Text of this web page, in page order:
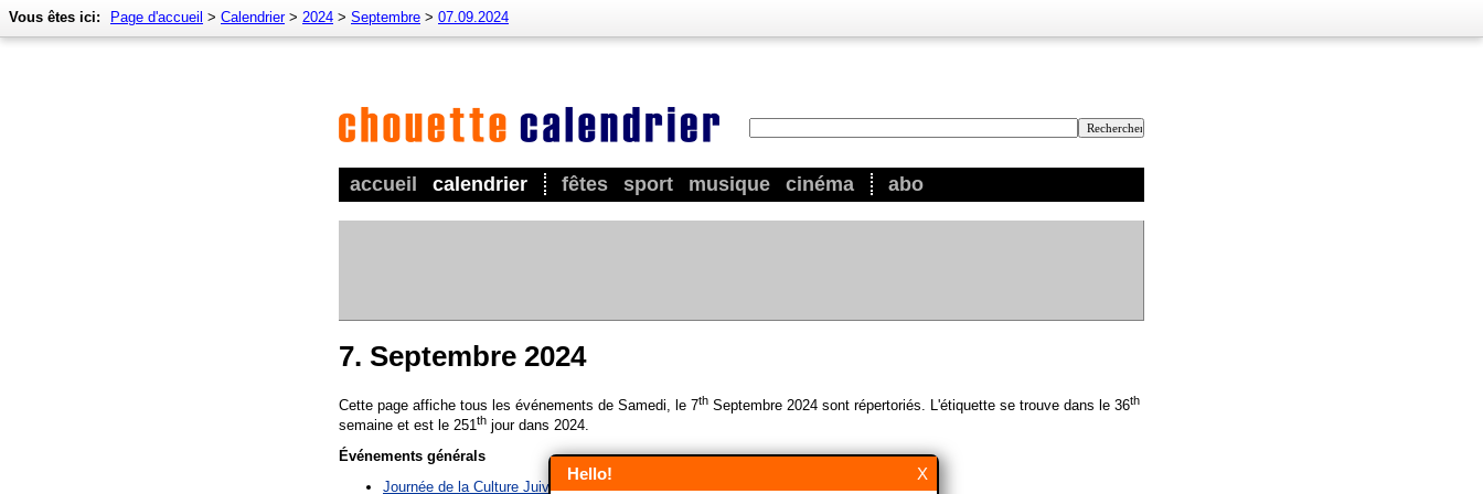
accueil calendrier fêtes sport musique cinéma abo
Vous êtes ici: Page d'accueil > Calendrier> 2024 > Septembre > 07.09.2024
7. Septembre 2024
Cette page affiche tous les événements de Samedi, le 7th Septembre 2024 sont répertoriés. L'étiquette se trouve dans le 36th
semaine et est le 251th jour dans 2024.
Événements générals
Journée de la Culture Juive
X
Hello!